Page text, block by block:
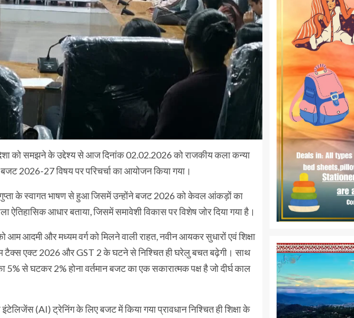
को समझने के उद्देश्य से आज दिनांक 02.02.2026 को राजकीय कला कन्या
बजट 2026-27 विषय पर परिचर्चा का आयोजन किया गया।
गुप्ता के स्वागत भाषण से हुआ जिसमें उन्होंने बजट 2026 को केवल आंकड़ों का
आधार बताया, जिसमें समावेशी विकास पर विशेष जोर दिया गया है।
आम आदमी और मध्यम वर्ग को मिलने वाली राहत, नवीन आयकर सुधारों एवं शिक्षा
टैक्स एक्ट 2026 और GST 2 के घटने से निश्चित ही घरेलु बचत बढ़ेगी। साथ
5% से घटकर 2% होना वर्तमान बजट का एक सकारात्मक पक्ष है जो दीर्घ काल
(AI) ट्रेनिंग के लिए बजट में किया गया प्रावधान निश्चित ही शिक्षा के